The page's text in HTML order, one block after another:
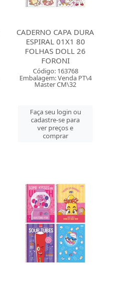
CADERNO CAPA DURA
ESPIRAL 01X1 80
FOLHAS DOLL 26
FORONI
Código: 163768
Embalagem: Venda PT\4
Master CM\32
Faça seu login ou
cadastre-se para
ver preços e
comprar